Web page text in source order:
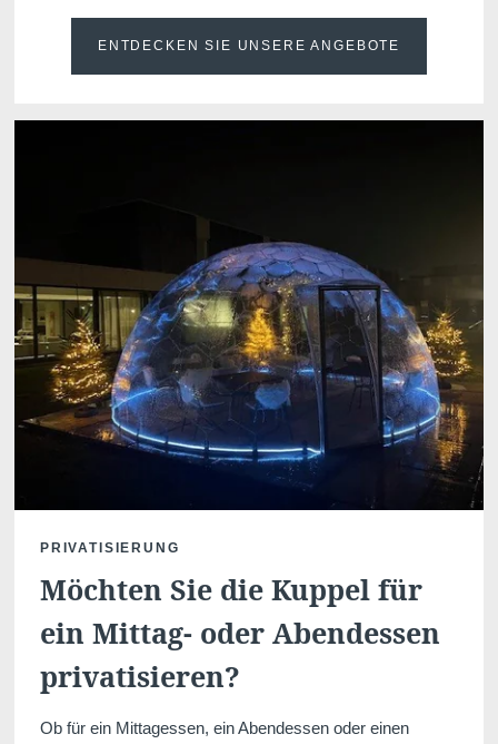
ENTDECKEN SIE UNSERE ANGEBOTE
PRIVATISIERUNG
Möchten Sie die Kuppel für
ein Mittag- oder Abendessen
privatisieren?
Ob für ein Mittagessen, ein Abendessen oder einen
Startseite
Bar
Wellness
Kontakt